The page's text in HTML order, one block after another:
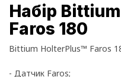
Набір
Faros 180
Bittium HolterPlus™ Faros
- Датчик Faros;